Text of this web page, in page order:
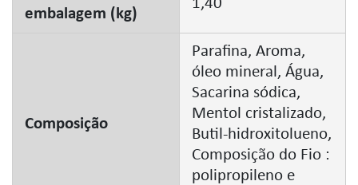
embalagem (kg)
1,40
Composição
Parafina, Aroma,
óleo mineral, Água,
Sacarina sódica,
Mentol cristalizado,
Butil-hidroxitolueno,
Composição do Fio :
polipropileno e